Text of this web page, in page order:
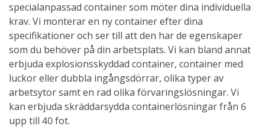
specialanpassad container som möter dina individuella
krav. Vi monterar en ny container efter dina
specifikationer och ser till att den har de egenskaper
som du behöver på din arbetsplats. Vi kan bland annat
erbjuda explosionsskyddad container, container med
luckor eller dubbla ingångsdörrar, olika typer av
arbetsytor samt en rad olika förvaringslösningar. Vi
kan erbjuda skräddarsydda containerlösningar från 6
upp till 40 fot.